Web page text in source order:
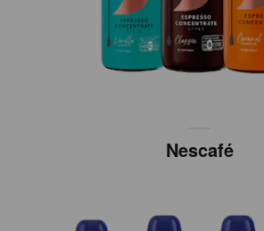
Nescafé